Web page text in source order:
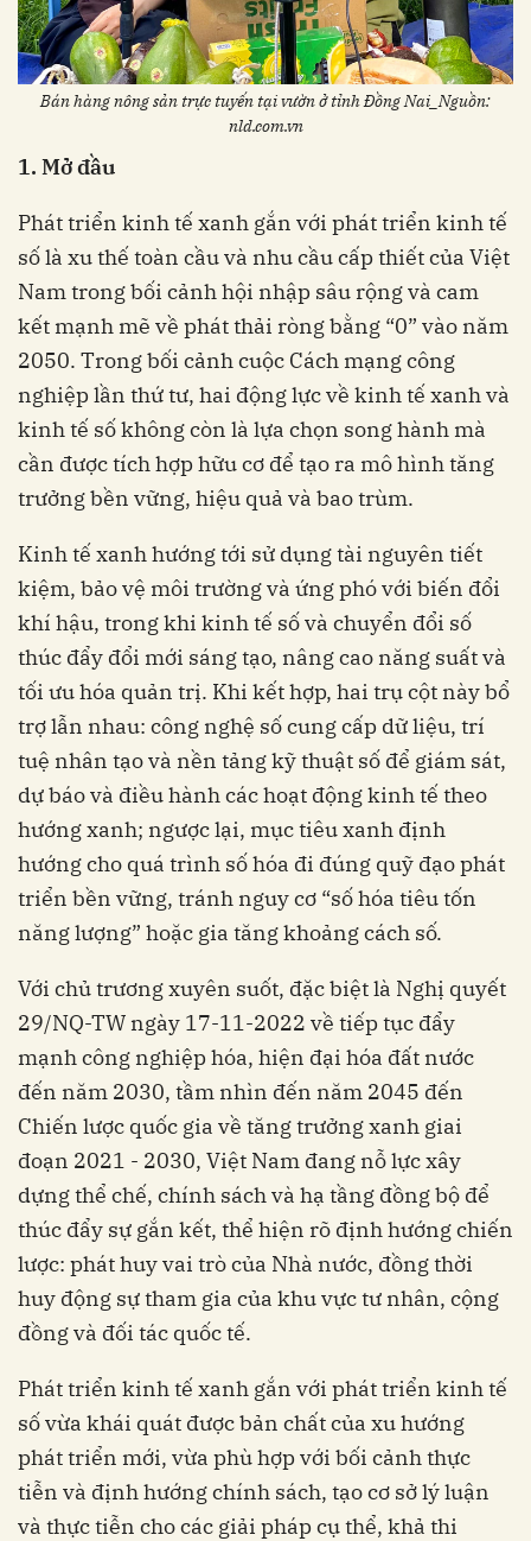
Bán hàng nông sản trực tuyến tại vườn ở tỉnh Đồng Nai_Nguồn:
nld.com.vn
1. Mở đầu
Phát triển kinh tế xanh gắn với phát triển kinh tế
số là xu thế toàn cầu và nhu cầu cấp thiết của Việt
Nam trong bối cảnh hội nhập sâu rộng và cam
kết mạnh mẽ về phát thải ròng bằng “0” vào năm
2050. Trong bối cảnh cuộc Cách mạng công
nghiệp lần thứ tư, hai động lực về kinh tế xanh và
kinh tế số không còn là lựa chọn song hành mà
cần được tích hợp hữu cơ để tạo ra mô hình tăng
trưởng bền vững, hiệu quả và bao trùm.
Kinh tế xanh hướng tới sử dụng tài nguyên tiết
kiệm, bảo vệ môi trường và ứng phó với biến đổi
khí hậu, trong khi kinh tế số và chuyển đổi số
thúc đẩy đổi mới sáng tạo, nâng cao năng suất và
tối ưu hóa quản trị. Khi kết hợp, hai trụ cột này bổ
trợ lẫn nhau: công nghệ số cung cấp dữ liệu, trí
tuệ nhân tạo và nền tảng kỹ thuật số để giám sát,
dự báo và điều hành các hoạt động kinh tế theo
hướng xanh; ngược lại, mục tiêu xanh định
hướng cho quá trình số hóa đi đúng quỹ đạo phát
triển bền vững, tránh nguy cơ “số hóa tiêu tốn
năng lượng” hoặc gia tăng khoảng cách số.
Với chủ trương xuyên suốt, đặc biệt là Nghị quyết
29/NQ-TW ngày 17-11-2022 về tiếp tục đẩy
mạnh công nghiệp hóa, hiện đại hóa đất nước
đến năm 2030, tầm nhìn đến năm 2045 đến
Chiến lược quốc gia về tăng trưởng xanh giai
đoạn 2021 - 2030, Việt Nam đang nỗ lực xây
dựng thể chế, chính sách và hạ tầng đồng bộ để
thúc đẩy sự gắn kết, thể hiện rõ định hướng chiến
lược: phát huy vai trò của Nhà nước, đồng thời
huy động sự tham gia của khu vực tư nhân, cộng
đồng và đối tác quốc tế.
Phát triển kinh tế xanh gắn với phát triển kinh tế
số vừa khái quát được bản chất của xu hướng
phát triển mới, vừa phù hợp với bối cảnh thực
tiễn và định hướng chính sách, tạo cơ sở lý luận
và thực tiễn cho các giải pháp cụ thể, khả thi